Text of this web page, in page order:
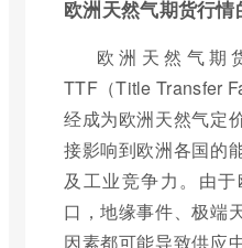
欧洲天然气期货行情
欧洲天然气期
TTF（Title Transfer
经成为欧洲天然气定
接影响到欧洲各国的
及工业竞争力。由
口，地缘事件、极端
因素都可能导致供应